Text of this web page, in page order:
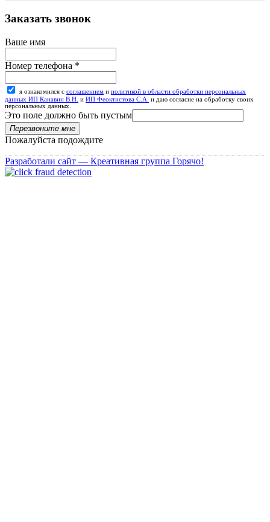
Заказать звонок
Ваше имя
Номер телефона *
я ознакомился с соглашением и политикой в области обработки персональных
данных ИП Канавин В.Н. и ИП Феоктистова С.А. и даю согласие на обработку своих
персональных данных.
Это поле должно быть пустым
Перезвоните мне
Пожалуйста подождите
Разработали сайт — Креативная группа Горячо!